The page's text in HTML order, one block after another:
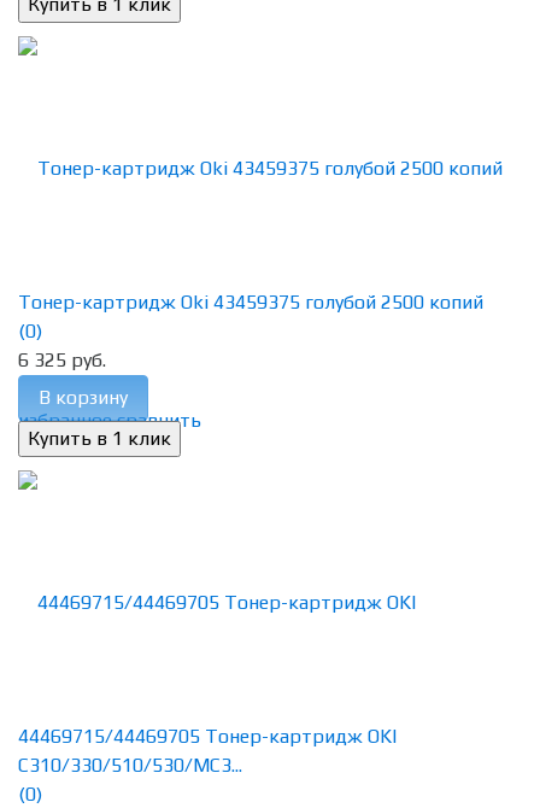
избранное сравнить
Тонер-картридж Oki 43459375 голубой 2500 копий
(0)
6 325 руб.
В корзину
44469715/44469705 Тонер-картридж OKI
C310/330/510/530/MC3...
(0)